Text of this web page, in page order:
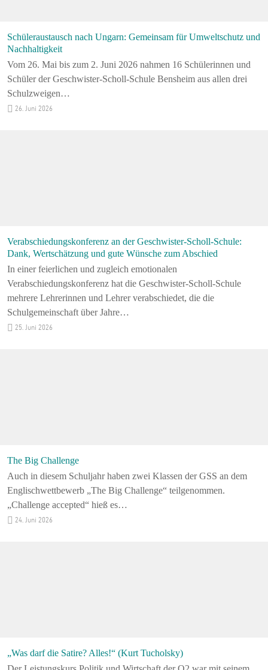
Schüleraustausch nach Ungarn: Gemeinsam für Umweltschutz und
Nachhaltigkeit
Vom 26. Mai bis zum 2. Juni 2026 nahmen 16 Schülerinnen und
Schüler der Geschwister-Scholl-Schule Bensheim aus allen drei
Schulzweigen…
26. Juni 2026
Verabschiedungskonferenz an der Geschwister-Scholl-Schule:
Dank, Wertschätzung und gute Wünsche zum Abschied
In einer feierlichen und zugleich emotionalen
Verabschiedungskonferenz hat die Geschwister-Scholl-Schule
mehrere Lehrerinnen und Lehrer verabschiedet, die die
Schulgemeinschaft über Jahre…
25. Juni 2026
The Big Challenge
Auch in diesem Schuljahr haben zwei Klassen der GSS an dem
Englischwettbewerb „The Big Challenge“ teilgenommen.
„Challenge accepted“ hieß es…
24. Juni 2026
„Was darf die Satire? Alles!“ (Kurt Tucholsky)